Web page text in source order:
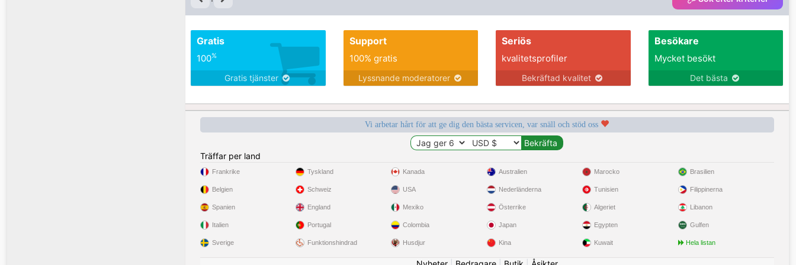
Gratis
100%
Gratis tjänster
Support
100% gratis
Lyssnande moderatorer
Seriös
kvalitetsprofiler
Bekräftad kvalitet
Besökare
Mycket besökt
Det bästa
Vi arbetar hårt för att ge dig den bästa servicen, var snäll och stöd oss
Träffar per land
Frankrike
Belgien
Spanien
Italien
Sverige
Tyskland
Schweiz
England
Portugal
Funktionshindrad
Kanada
USA
Mexiko
Colombia
Husdjur
Australien
Nederländerna
Österrike
Japan
Kina
Marocko
Tunisien
Algeriet
Egypten
Kuwait
Brasilien
Filippinerna
Libanon
Gulfen
Hela listan